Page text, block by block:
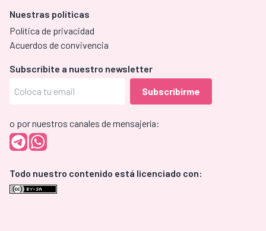
Nuestras políticas
Política de privacidad
Acuerdos de convivencia
Subscríbite a nuestro newsletter
o por nuestros canales de mensajería:
Todo nuestro contenido está licenciado con: